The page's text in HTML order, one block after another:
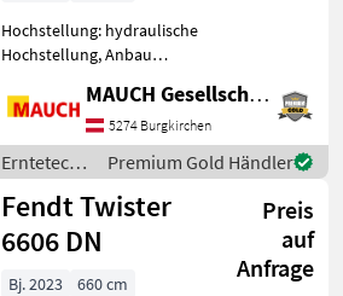
Hochstellung: hydraulische
Hochstellung, Anbau
Zinkenverlustsicherung,
Grenzstreueinrichtung
Fendt Twister 6606 DN -
vorbestellte Maschine Auss
MAUCH Gesellschaft m.b.H. & Co.KG
5274 Burgkirchen
Erntetechnik
Grünland /
Fendt
Premium Gold Händler
Fendt Twister
6606 DN
Preis
auf
Anfrage
Bj. 2023
660 cm